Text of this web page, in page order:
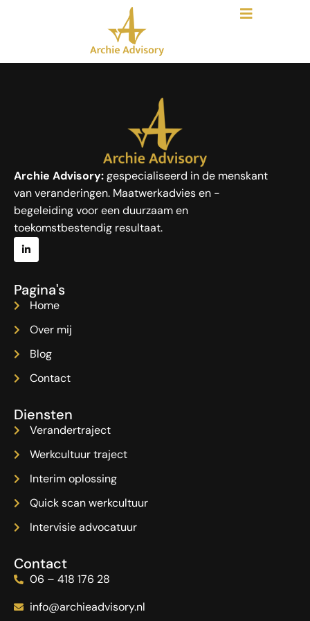
Archie Advisory:gespecialiseerd in de menskant
van veranderingen. Maatwerkadvies en -
begeleiding voor een duurzaam en
toekomstbestendig resultaat.
Pagina's
Home
Over mij
Blog
Contact
Diensten
Verandertraject
Werkcultuur traject
Interim oplossing
Quick scan werkcultuur
Intervisie advocatuur
Contact
06 – 418 176 28
info@archieadvisory.nl